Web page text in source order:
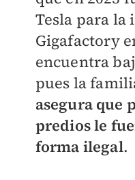
Tesla para la
Gigafactory
encuentra
pues la
asegura que
predios le
forma ilegal.